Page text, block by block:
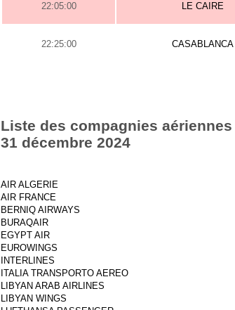
22:05:00 LE CAIRE
22:25:00 CASABLANCA
Liste des compagnies
31 décembre 2024
AIR ALGERIE
AIR FRANCE
BERNIQ AIRWAYS
BURAQAIR
EGYPT AIR
EUROWINGS
INTERLINES
ITALIA TRANSPORTO AEREO
LIBYAN ARAB AIRLINES
LIBYAN WINGS